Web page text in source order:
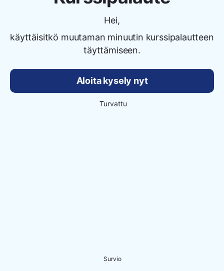
Hei,
käyttäisitkö muutaman minuutin kurssipalautteen
täyttämiseen.
Aloita kysely nyt
Turvattu
Survio